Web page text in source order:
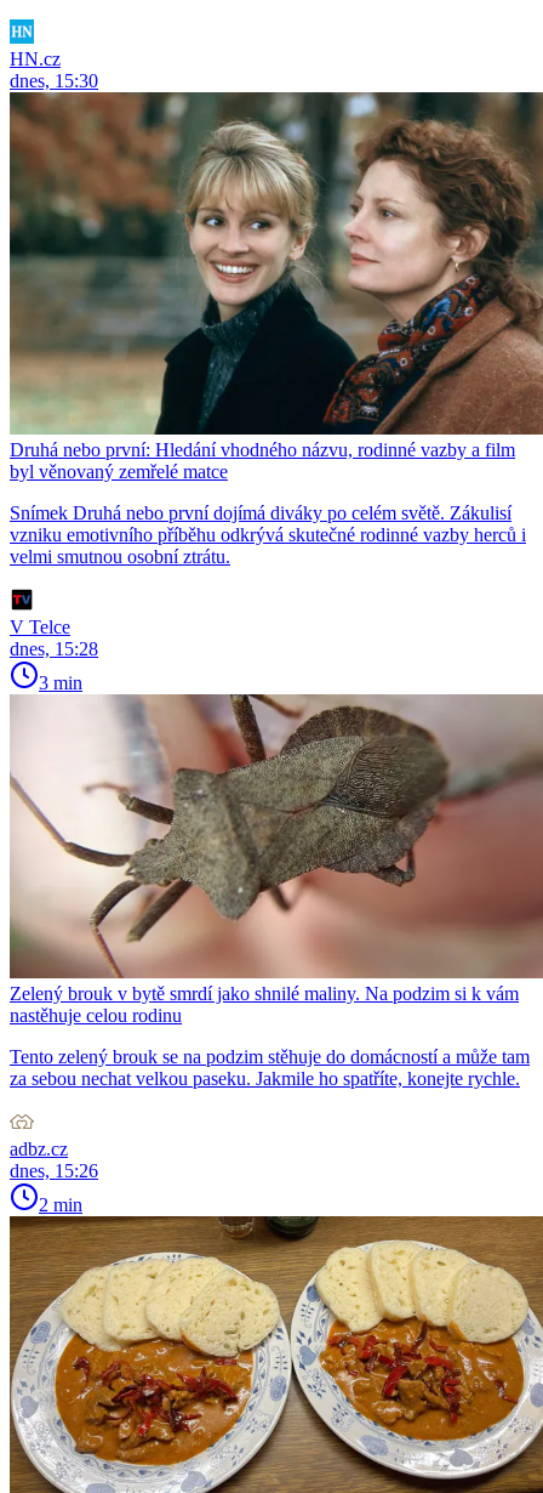
HN.cz
dnes, 15:30
Druhá nebo první: Hledání vhodného názvu, rodinné vazby a film
byl věnovaný zemřelé matce
Snímek Druhá nebo první dojímá diváky po celém světě. Zákulisí
vzniku emotivního příběhu odkrývá skutečné rodinné vazby herců i
velmi smutnou osobní ztrátu.
V Telce
dnes, 15:28
3 min
Zelený brouk v bytě smrdí jako shnilé maliny. Na podzim si k vám
nastěhuje celou rodinu
Tento zelený brouk se na podzim stěhuje do domácností a může tam
za sebou nechat velkou paseku. Jakmile ho spatříte, konejte rychle.
adbz.cz
dnes, 15:26
2 min